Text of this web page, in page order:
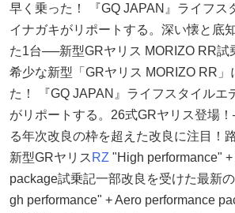
早く乗った！ 『GQ JAPAN』ライフス
イナガキがリポートする。深い懐と底
た1台──新型GRヤリス MORIZO RR試
希少な新型「GRヤリス MORIZO RR」
た！ 『GQ JAPAN』ライフスタイルエ
がリポートする。26式GRヤリス登場
る年次改良の枠を超えた改良に注目！
新型GRヤリス RZ "High performance"
package試乗記一部改良を受けた最新
gh performance" + Aero performance